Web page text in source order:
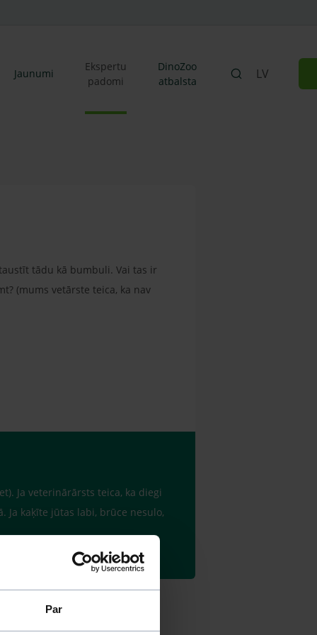
Par
Jaunumi
Ekspertu
padomi
DinoZoo
atbalsta
LV
tādu kā bumbuli. Vai tas ir
(mums vetārste teica, ka nav
Ja veterinārārsts teica, ka diegi
Ja kaķīte jūtas labi, brūce nesulo,